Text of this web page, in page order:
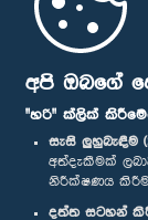
අපි ඔබගේ
"හරි" ක්ලික්
සැසි ලුහුබැඳීම
අත්දැකීමක්
නිරීක්ෂණය
දත්ත සටහන්
පාර්ලිමේන්තු ජංගම
අප හා සම්බන්ධ